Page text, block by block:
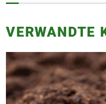
VERWANDTE